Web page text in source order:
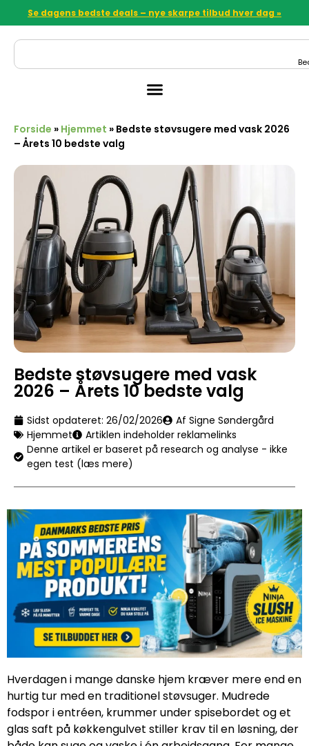
Se dagens bedste deals – nye skarpe tilbud hver dag »
Forside » Hjemmet » Bedste støvsugere med vask 2026
– Årets 10 bedste valg
Bedste støvsugere med vask
2026 – Årets 10 bedste valg
Sidst opdateret: 26/02/2026
Af Signe Søndergård
Hjemmet
Artiklen indeholder reklamelinks
Denne artikel er baseret på research og analyse - ikke
egen test (læs mere)
Hverdagen i mange danske hjem kræver mere end en
hurtig tur med en traditionel støvsuger. Mudrede
fodspor i entréen, krummer under spisebordet og et
glas saft på køkkengulvet stiller krav til en løsning, der